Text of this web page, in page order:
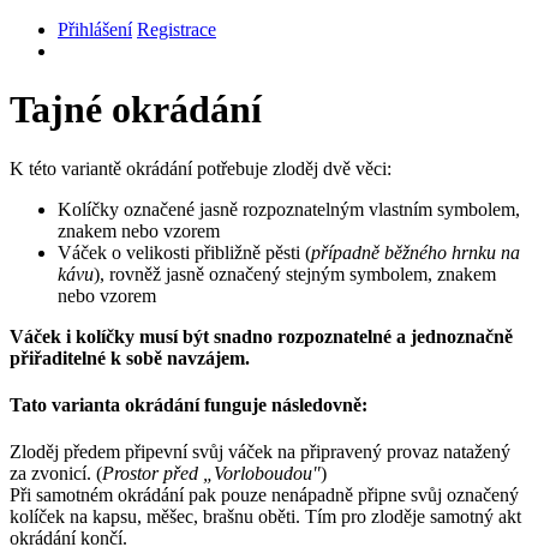
Přihlášení Registrace
Tajné okrádání
K této variantě okrádání potřebuje zloděj dvě věci:
Kolíčky označené jasně rozpoznatelným vlastním symbolem,
znakem nebo vzorem
Váček o velikosti přibližně pěsti (případně běžného hrnku na
kávu), rovněž jasně označený stejným symbolem, znakem
nebo vzorem
Váček i kolíčky musí být snadno rozpoznatelné a jednoznačně
přiřaditelné k sobě navzájem.
Tato varianta okrádání funguje následovně:
Zloděj předem připevní svůj váček na připravený provaz natažený
za zvonicí. (Prostor před „Vorloboudou")
Při samotném okrádání pak pouze nenápadně připne svůj označený
kolíček na kapsu, měšec, brašnu oběti. Tím pro zloděje samotný akt
okrádání končí.